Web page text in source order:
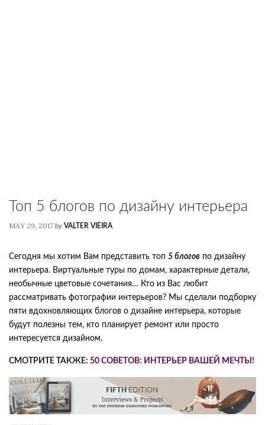
Топ 5 блогов по дизайну интерьера
MAY 29, 2017 by VALTER VIEIRA
Сегодня мы хотим Вам представить топ 5 блогов по дизайну
интерьера. Виртуальные туры по домам, характерные детали,
необычные цветовые сочетания… Кто из Вас любит
рассматривать фотографии интерьеров? Мы сделали подборку
пяти вдохновляющих блогов о дизайне интерьера, которые
будут полезны тем, кто планирует ремонт или просто
интересуется дизайном.
СМОТРИТЕ ТАКЖЕ: 50 СОВЕТОВ: ИНТЕРЬЕР ВАШЕЙ МЕЧТЫ!